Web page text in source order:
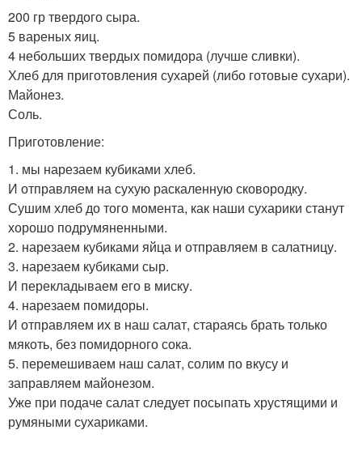
200 гр твердого сыра.
5 вареных яиц.
4 небольших твердых помидора (лучше сливки).
Хлеб для приготовления сухарей (либо готовые сухари).
Майонез.
Соль.
Приготовление:
1. мы нарезаем кубиками хлеб.
И отправляем на сухую раскаленную сковородку.
Сушим хлеб до того момента, как наши сухарики станут
хорошо подрумяненными.
2. нарезаем кубиками яйца и отправляем в салатницу.
3. нарезаем кубиками сыр.
И перекладываем его в миску.
4. нарезаем помидоры.
И отправляем их в наш салат, стараясь брать только
мякоть, без помидорного сока.
5. перемешиваем наш салат, солим по вкусу и
заправляем майонезом.
Уже при подаче салат следует посыпать хрустящими и
румяными сухариками.